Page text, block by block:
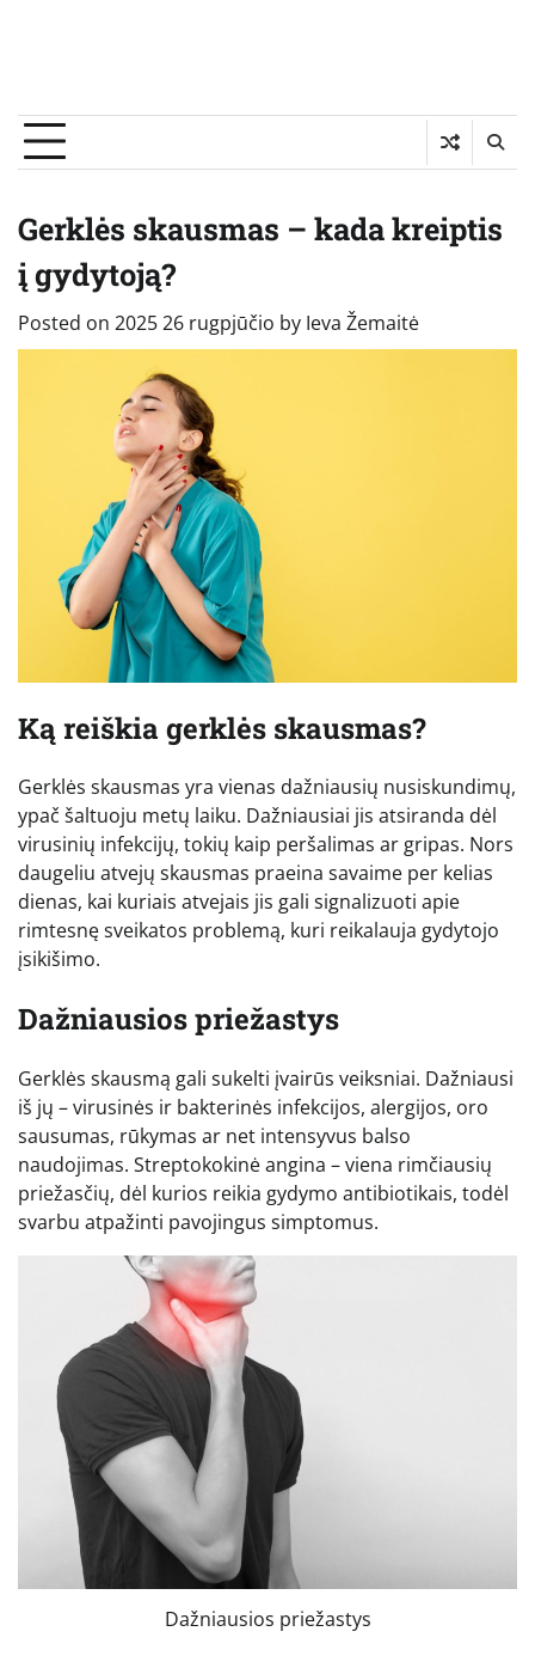
Gerklės skausmas – kada kreiptis
į gydytoją?
Posted on 2025 26 rugpjūčio by Ieva Žemaitė
Ką reiškia gerklės skausmas?
Gerklės skausmas yra vienas dažniausių nusiskundimų,
ypač šaltuoju metų laiku. Dažniausiai jis atsiranda dėl
virusinių infekcijų, tokių kaip peršalimas ar gripas. Nors
daugeliu atvejų skausmas praeina savaime per kelias
dienas, kai kuriais atvejais jis gali signalizuoti apie
rimtesnę sveikatos problemą, kuri reikalauja gydytojo
įsikišimo.
Dažniausios priežastys
Gerklės skausmą gali sukelti įvairūs veiksniai. Dažniausi
iš jų – virusinės ir bakterinės infekcijos, alergijos, oro
sausumas, rūkymas ar net intensyvus balso
naudojimas. Streptokokinė angina – viena rimčiausių
priežasčių, dėl kurios reikia gydymo antibiotikais, todėl
svarbu atpažinti pavojingus simptomus.
Dažniausios priežastys